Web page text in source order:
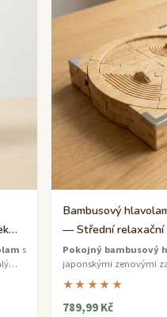
s
Bambusový
— Střední relaxační
Pokojný bambusový
japonskými zenovými
vzájemně propletené
výzvu.
★★★★★
789,99 Kč